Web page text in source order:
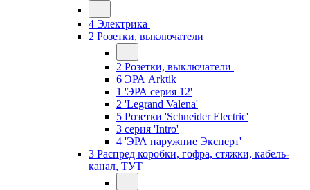
4 Электрика
2 Розетки, выключатели
2 Розетки, выключатели
6 ЭРА Arktik
1 'ЭРА серия 12'
2 'Legrand Valena'
5 Розетки 'Schneider Electric'
3 серия 'Intro'
4 'ЭРА наружние Эксперт'
3 Распред коробки, гофра, стяжки, кабель-
канал, ТУТ